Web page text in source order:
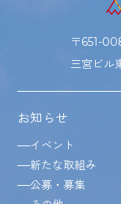
〒651-
三宮ビル
お知らせ
イベント
新たな取組み
公募・募集